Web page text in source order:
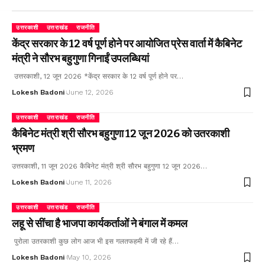
उत्तरकाशी उत्तराखंड राजनीति
केंद्र सरकार के 12 वर्ष पूर्ण होने पर आयोजित प्रेस वार्ता में कैबिनेट
मंत्री ने सौरभ बहुगुणा गिनाईं उपलब्धियां
उत्तरकाशी, 12 जून 2026 *केंद्र सरकार के 12 वर्ष पूर्ण होने पर…
Lokesh Badoni June 12, 2026
उत्तरकाशी उत्तराखंड राजनीति
कैबिनेट मंत्री श्री सौरभ बहुगुणा 12 जून 2026 को उतरकाशी
भ्रमण
उत्तरकाशी, 11 जून 2026 कैबिनेट मंत्री श्री सौरभ बहुगुणा 12 जून 2026…
Lokesh Badoni June 11, 2026
उत्तरकाशी उत्तराखंड राजनीति
लहू से सींचा है भाजपा कार्यकर्ताओं ने बंगाल में कमल
पुरोला उतरकाशी कुछ लोग आज भी इस गलतफहमी में जी रहे हैं…
Lokesh Badoni May 10, 2026